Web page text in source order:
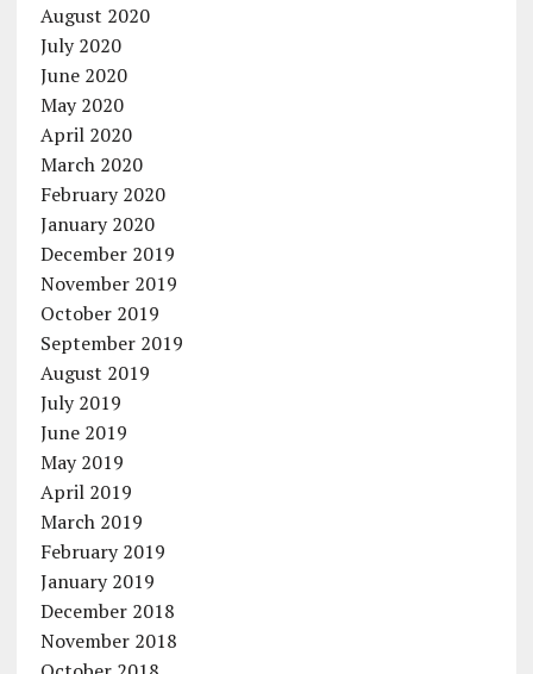
August 2020
July 2020
June 2020
May 2020
April 2020
March 2020
February 2020
January 2020
December 2019
November 2019
October 2019
September 2019
August 2019
July 2019
June 2019
May 2019
April 2019
March 2019
February 2019
January 2019
December 2018
November 2018